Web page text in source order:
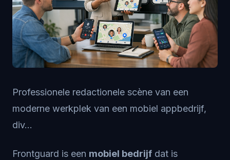
Professionele redactionele scène van een
moderne werkplek van een mobiel appbedrijf,
div...
Frontguard is een mobiel bedrijf dat is